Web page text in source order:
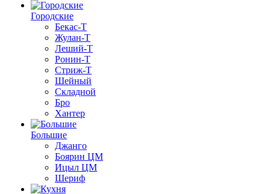
Городские
Бекас-Т
Жулан-Т
Леший-Т
Ронин-Т
Стриж-Т
Шейный
Складной
Бро
Хантер
Большие
Джанго
Боярин ЦМ
Ицыл ЦМ
Шериф